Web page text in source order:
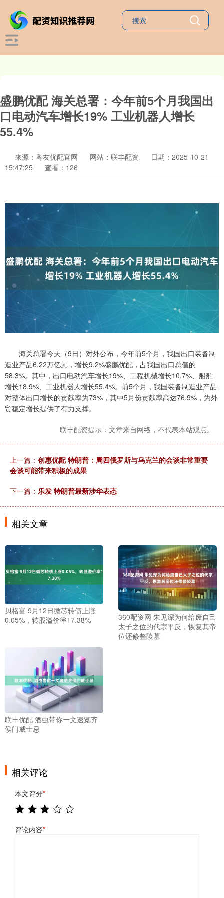
盛鹏优配 海关总署：今年前5个月我国出
口电动汽车增长19% 工业机器人增长
55.4%
来源：粤友优配官网 网站：联丰配资
日期：2025-10-21
15:47:25
查看：126
海关总署今天（9日）对外公布，今年前5个月，我国出口装备制
造业产品6.22万亿元，增长9.2%盛鹏优配，占我国出口总值的
58.3%。其中，出口电动汽车增长19%、工程机械增长10.7%、船舶
增长18.9%、工业机器人增长55.4%。前5个月，我国装备制造业产品
对整体出口增长的贡献率为73%，其中5月份贡献率高达76.9%，为外
贸稳定增长提供了有力支撑。
联丰配资提示：文章来自网络，不代表本站观点。
上一篇： 创惠优配 特朗普：周四俄罗斯与乌克兰的会谈非常重要
会谈可能带来积极的成果
下一篇： 乐发 特朗普最新涉华表态
相关文章
贝格富 9月12日微芯转债上涨
0.05%，转股溢价率17.38%
360配资网 朱见深为何给废自己
太子之位的代宗平反，恢复其帝
位还修整陵墓
联丰优配 酒虫带你一文速览齐
侯门威士忌
相关评论
本文评分*
评论内容*